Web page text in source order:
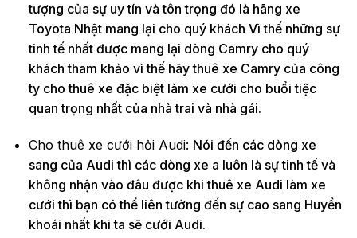
tượng của sự uy tín và tôn trọng đó là hãng xe
Toyota Nhật mang lại cho quý khách Vì thế những sự
tinh tế nhất được mang lại dòng Camry cho quý
khách tham khảo vì thế hãy thuê xe Camry của công
ty cho thuê xe đặc biệt làm xe cưới cho buổi tiệc
quan trọng nhất của nhà trai và nhà gái.
Cho thuê xe cưới hỏi Audi: Nói đến các dòng xe
sang của Audi thì các dòng xe a luôn là sự tinh tế và
không nhận vào đâu được khi thuê xe Audi làm xe
cưới thì bạn có thể liên tưởng đến sự cao sang Huyền
khoái nhất khi ta sẽ cưới Audi.